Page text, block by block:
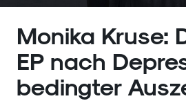
Monika Kruse:
EP nach
bedingter